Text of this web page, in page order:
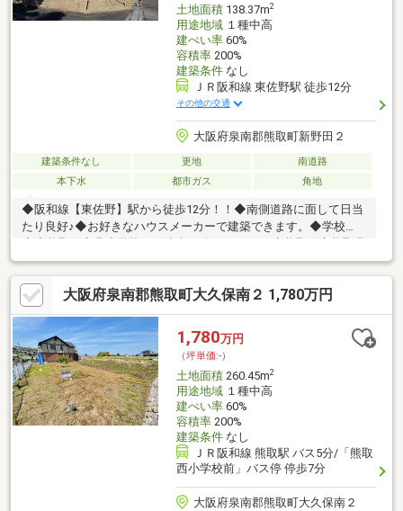
土地面積138.37m2
用途地域１種中高
建ぺい率60%
容積率200%
建築条件なし
ＪＲ阪和線 東佐野駅 徒歩12分
その他の交通
大阪府泉南郡熊取町新野田２
建築条件なし 更地
南道路
本下水
都市ガス 角地
◆阪和線【東佐野】駅から徒歩12分！！◆南側道路に面して日当
たり良好♪◆お好きなハウスメーカーで建築できます。◆学校
中学校まで徒歩23分（1831ｍ）◆周辺◆◆泉佐野泉ケ丘郵便局ま
で徒歩11分（856ｍ）◆ファミリーマート熊取紺屋店まで徒歩13
分（1010ｍ）◆とくおか循環器・内科クリニックまで徒歩13分
（1008ｍ）◆ココカラファイン 熊取店まで徒歩17分（1305ｍ）
◆万代 熊取店まで徒歩18分（1368ｍ）◆熊取町役場まで徒歩16
分（1204ｍ）
大阪府泉南郡熊取町大久保南２ 1,780万円
1,780万円
（坪単価:-）
土地面積260.45m2
用途地域１種中高
建ぺい率60%
容積率200%
建築条件なし
ＪＲ阪和線 熊取駅 バス5分/「熊取
西小学校前」バス停 停歩7分
大阪府泉南郡熊取町大久保南２